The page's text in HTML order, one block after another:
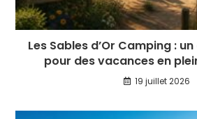
Les Sables d’Or Camping :
pour des vacances en
19 juillet 2026